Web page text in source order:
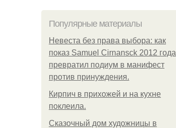
Популярные материалы
Невеста без права выбора: как
показ Samuel Cirnansck 2012 года
превратил подиум в манифест
против принуждения.
Кирпич в прихожей и на кухне
поклеила.
Сказочный дом художницы в